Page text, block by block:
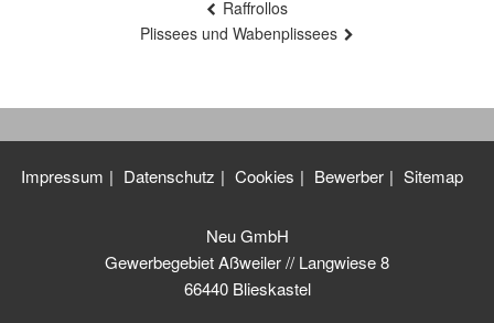
Raffrollos
Plissees und Wabenplissees
Impressum Datenschutz Cookies Bewerber Sitemap
Neu GmbH
Gewerbegebiet Aßweiler // Langwiese 8
66440 Blieskastel